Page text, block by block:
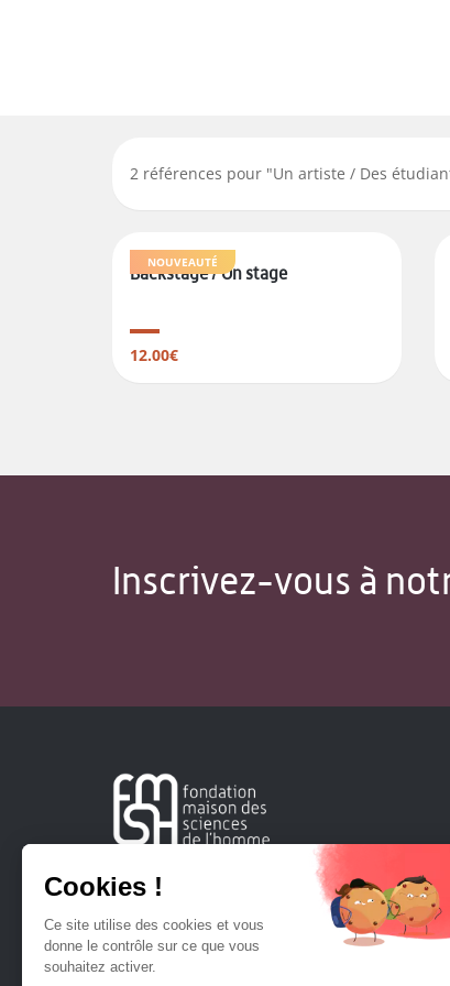
2 références pour "Un artiste / Des
NOUVEAUTÉ
Backstage / On stage
12.00€
Inscrivez-vous à
Créée en 1963, la Fondation Maison Sciences de
soutient la recherche et la diffusion des
sciences humaines et sociales.